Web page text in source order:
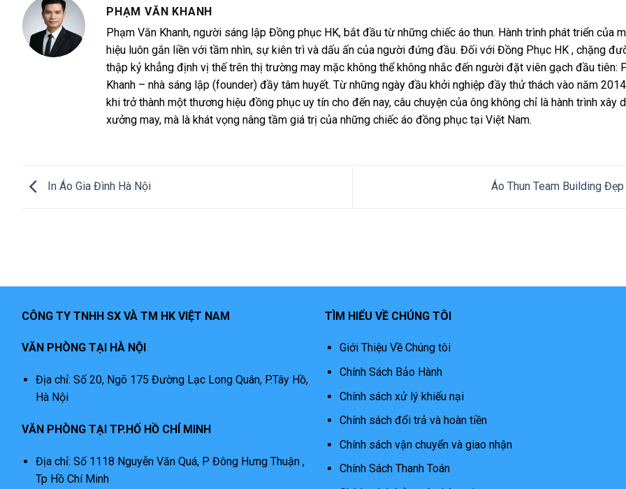
PHẠM VĂN KHANH
Phạm Văn Khanh, người sáng lập Đồng phục HK, bắt đầu từ những chiếc áo thun. Hành trình phát triển của
hiệu luôn gắn liền với tầm nhìn, sự kiên trì và dấu ấn của người đứng đầu. Đối với Đồng Phục HK , chặng
thập kỷ khẳng định vị thế trên thị trường may mặc không thể không nhắc đến người đặt viên gạch đầu tiên:
Khanh – nhà sáng lập (founder) đầy tâm huyết. Từ những ngày đầu khởi nghiệp đầy thử thách vào năm
khi trở thành một thương hiệu đồng phục uy tín cho đến nay, câu chuyện của ông không chỉ là hành trình xây
xưởng may, mà là khát vọng nâng tầm giá trị của những chiếc áo đồng phục tại Việt Nam.
In Áo Gia Đình Hà Nội Áo Thun Team Building Đẹp
CÔNG TY TNHH SX VÀ TM HK VIỆT NAM
VĂN PHÒNG TẠI HÀ NỘI
Địa chỉ: Số 20, Ngõ 175 Đường Lạc Long Quân, P.Tây Hồ,
Hà Nội
VĂN PHÒNG TẠI TP.HỐ HỒ CHÍ MINH
Địa chỉ: Số 1118 Nguyễn Văn Quá, P Đông Hưng Thuận ,
Tp Hồ Chí Minh
TÌM HIỂU VỀ CHÚNG TÔI
Giới Thiệu Về Chúng tôi
Chính Sách Bảo Hành
Chính sách xử lý khiếu nại
Chính sách đổi trả và hoàn tiền
Chính sách vận chuyển và giao nhận
Chính Sách Thanh Toán